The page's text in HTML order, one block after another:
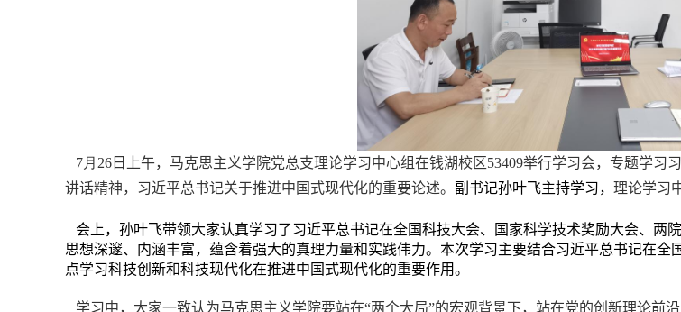
7月 26 日上午，马克思主义学院党总支理论学习中心组在钱湖校区53409举行学习会， 专题学习
讲话精神，习近平总书记关于推进中国式现代化的重要论述。 副书记孙叶飞主持学习， 理论学习
会上，孙叶飞带领大家认真学习了习近平总书记在全国科技大会、国家科学技术奖励大会、两
思想深邃、内涵丰富，蕴含着强大的真理力量和实践伟力。本次学习主要结合习近平总书记在
点学习科技创新和科技现代化在推进中国式现代化的重要作用。
学习中，大家一致认为马克思主义学院要站在“两个大局”的宏观背景下，站在党的创新理论前